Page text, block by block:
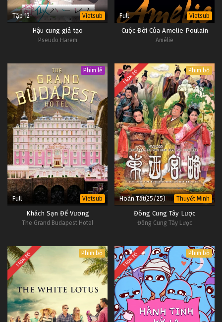
Tập 12 Vietsub
Hậu cung giả tạo
Pseudo Harem
Full Vietsub
Cuộc Đời Của Amelie Poulain
Amélie
Phim lẻ
Full Vietsub
Khách Sạn Đế Vương
The Grand Budapest Hotel
TRỌN BỘ Phim bộ
Hoàn Tất(25/25) Thuyết Minh
Đông Cung Tây Lược
Đông Cung Tây Lược
TRỌN BỘ Phim bộ TRỌN BỘ Phim bộ